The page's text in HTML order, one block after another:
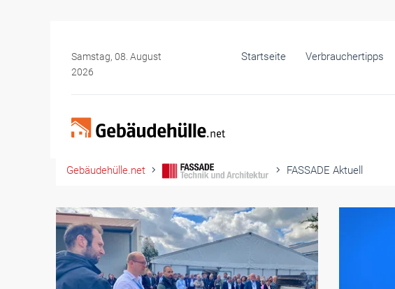
Samstag, 08. August
2026
Startseite Verbrauchertipps
Gebäudehülle.net FASSADE Aktuell